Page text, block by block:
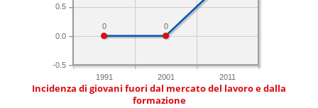
1991 2001 2011
-0.5
0.0
0.5
0
0
Incidenza di giovani fuori dal mercato del lavoro e dalla
formazione